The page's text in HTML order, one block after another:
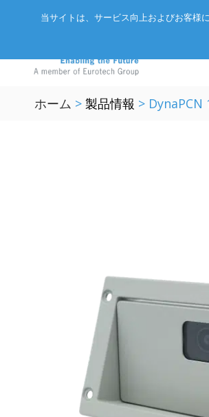
インテリジェントセンサ
ホーム > 製品情報 > DynaPCN
当サイトは、サービス向上およびお客様